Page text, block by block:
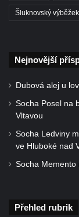
Socha
v Duchcově
Pamětní
Duchcově
parku v
Šluknovský výběžek
Nejnovější
Dubová alej u
Socha Posel na
Vltavou
Socha Ledviny
ve Hluboké nad
Socha Memento
Přehled rubrik